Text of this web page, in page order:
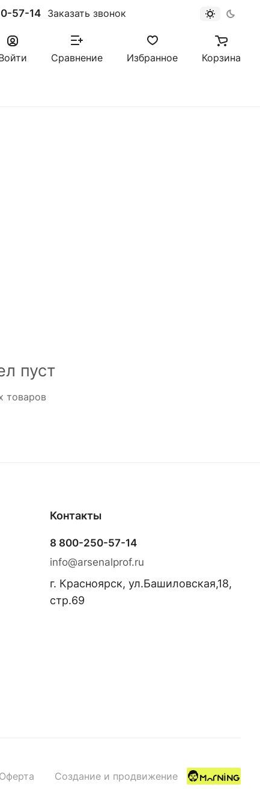
57-14 Заказать звонок
Сравнение Избранное Корзина
пуст
товаров
Контакты
8 800-250-57-14
info@arsenalprof.ru
г. Красноярск, ул.Башиловская,18,
стр.69
Оферта Создание и продвижение